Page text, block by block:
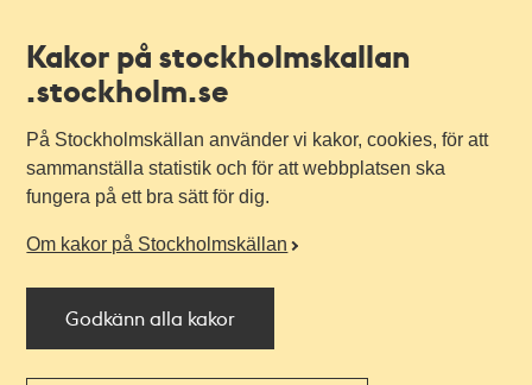
Kakor på stockholmskallan
.stockholm.se
På Stockholmskällan använder vi kakor, cookies, för att
sammanställa statistik och för att webbplatsen ska
fungera på ett bra sätt för dig.
Om kakor på Stockholmskällan
Godkänn alla kakor